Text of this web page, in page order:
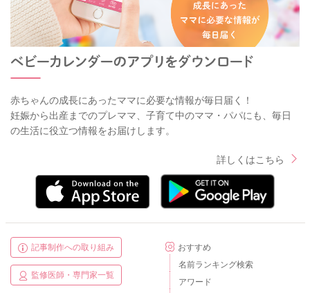
赤ちゃんの成長にあったママに必要な情報が毎日届く！
妊娠から出産までのプレママ、子育て中のママ・パパにも、毎日
の生活に役立つ情報をお届けします。
詳しくはこちら
記事制作への取り組み
監修医師・専門家一覧
おすすめ
名前ランキング検索
アワード